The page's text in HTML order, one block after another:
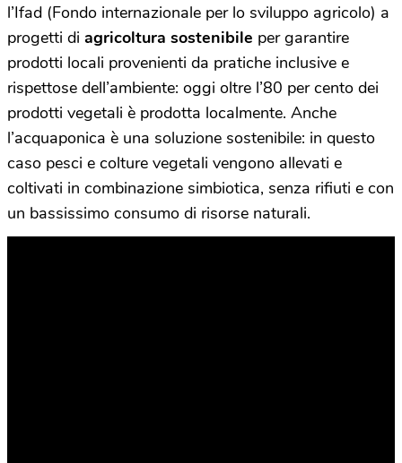
l’Ifad (Fondo internazionale per lo sviluppo agricolo) a
progetti di agricoltura sostenibile per garantire
prodotti locali provenienti da pratiche inclusive e
rispettose dell’ambiente: oggi oltre l’80 per cento dei
prodotti vegetali è prodotta localmente. Anche
l’acquaponica è una soluzione sostenibile: in questo
caso pesci e colture vegetali vengono allevati e
coltivati in combinazione simbiotica, senza rifiuti e con
un bassissimo consumo di risorse naturali.